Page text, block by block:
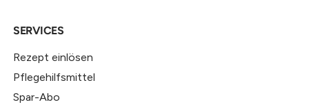
SERVICES
Rezept einlösen
Pflegehilfsmittel
Spar-Abo